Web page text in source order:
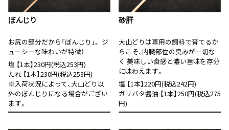
ぼんじり
お尻の部分だから「ぼんじり」。 ジ
ューシーな味わいが特徴！
塩 【1本】230円(税込253円)
たれ 【1本】230円(税込253円)
※入荷状況によって、大山どり以
外のぼんじりになる場合がござい
ます。
砂肝
大山どりは専用の飼料で育てるか
らこそ、内臓部位の臭みが一切な
く 美味しい食感と濃い旨味を存分
に味わえます。
塩 【1本】220円(税込242円)
ガリバタ醬油 【1本】250円(税込275
円)